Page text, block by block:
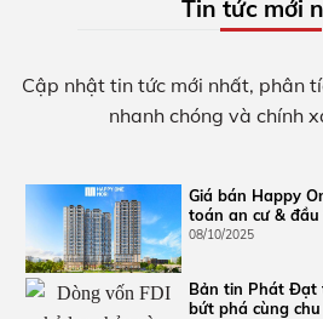
Tin tức mới
Cập nhật tin tức mới nhất, phân
nhanh chóng và chính
18/10/2025
GIÁ BÁN SETIA EDENIA Setia
đoạn tăng trưởng giá
Giá bán Happy
toán an cư &
08/10/2025
Bản tin Phát Đạt
bứt phá cùng